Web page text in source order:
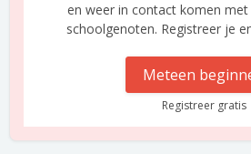
en weer in contact komen
schoolgenoten. Registreer je
Meteen
Registreer gratis